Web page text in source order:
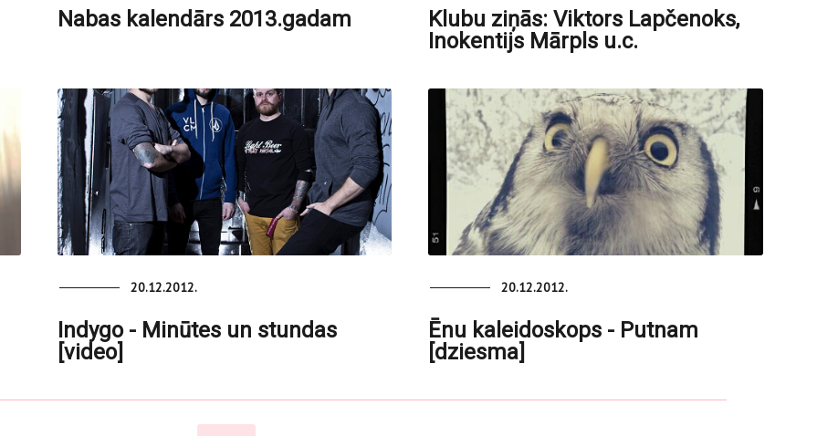
Nabas kalendārs 2013.gadam
Klubu ziņās: Viktors Lapčenoks,
Inokentijs Mārpls u.c.
20.12.2012.
Indygo - Minūtes un stundas
[video]
20.12.2012.
Ēnu kaleidoskops - Putnam
[dziesma]